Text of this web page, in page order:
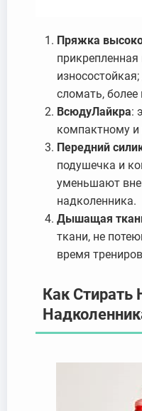
Пряжка
сломать,
ВсюдуЛайкра:
компактному и
Передний
подушечка и
уменьшают
надколенника.
Дышащая
ткани, не
время
Как Стирать